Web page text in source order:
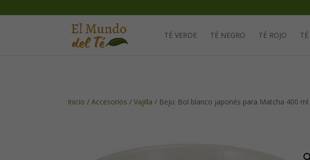
TÉ VERDE TÉ NEGRO TÉ ROJO
Inicio /Accesorios /Vajilla / Beju: Bol blanco japonés para Matcha 400 ml